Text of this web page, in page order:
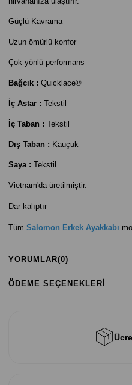
Güçlü Kavrama
Uzun ömürlü konfor
Çok yönlü performans
Bağcık : Quicklace®
İç Astar : Tekstil
İç Taban : Tekstil
Dış Taban : Kauçuk
Saya : Tekstil
Vietnam'da üretilmiştir.
Dar kalıptır
Tüm Salomon Erkek Ayakkabı
YORUMLAR(0)
ÖDEME SEÇENEKLERI